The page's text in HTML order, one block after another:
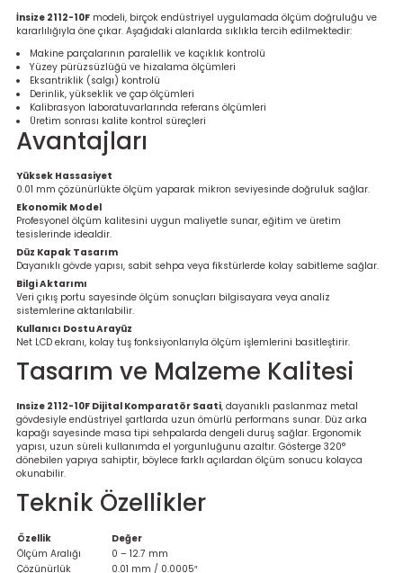
Cihazı
Cihazı
Ölçer
İnsize 2112-10F modeli, birçok endüstriyel uygulamada ölçüm doğruluğu ve
kararlılığıyla öne çıkar. Aşağıdaki alanlarda sıklıkla tercih edilmektedir:
Makine parçalarının paralellik ve kaçıklık kontrolü
Yüzey pürüzsüzlüğü ve hizalama ölçümleri
Eksantriklik (salgı) kontrolü
Derinlik, yükseklik ve çap ölçümleri
Kalibrasyon laboratuvarlarında referans ölçümleri
Üretim sonrası kalite kontrol süreçleri
Avantajları
Yüksek Hassasiyet
0.01 mm çözünürlükte ölçüm yaparak mikron seviyesinde doğruluk sağlar.
Ekonomik Model
Profesyonel ölçüm kalitesini uygun maliyetle sunar, eğitim ve üretim
tesislerinde idealdir.
Düz Kapak Tasarım
Dayanıklı gövde yapısı, sabit sehpa veya fikstürlerde kolay sabitleme sağlar.
Bilgi Aktarımı
Veri çıkış portu sayesinde ölçüm sonuçları bilgisayara veya analiz
sistemlerine aktarılabilir.
Kullanıcı Dostu Arayüz
Net LCD ekranı, kolay tuş fonksiyonlarıyla ölçüm işlemlerini basitleştirir.
Tasarım ve Malzeme Kalitesi
Insize 2112-10F Dijital Komparatör Saati, dayanıklı paslanmaz metal
gövdesiyle endüstriyel şartlarda uzun ömürlü performans sunar. Düz arka
kapağı sayesinde masa tipi sehpalarda dengeli duruş sağlar. Ergonomik
yapısı, uzun süreli kullanımda el yorgunluğunu azaltır. Gösterge 320°
dönebilen yapıya sahiptir, böylece farklı açılardan ölçüm sonucu kolayca
okunabilir.
Teknik Özellikler
Özellik
Değer
Ölçüm Aralığı
0 – 12.7 mm
Çözünürlük
0.01 mm / 0.0005″